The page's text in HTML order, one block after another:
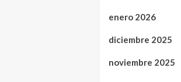
enero 2026
diciembre 2025
noviembre 2025